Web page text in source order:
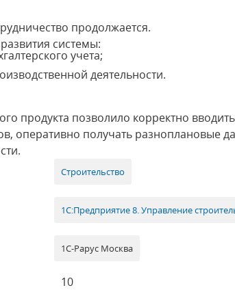
продолжается.
системы:
учета;
деятельности.
продукта позволило корректно
оперативно получать разноплановые
Строительство
1С:Предприятие 8. Управление
1С-Рарус Москва
10